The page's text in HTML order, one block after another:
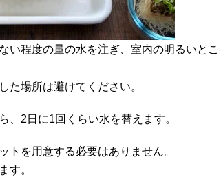
い程度の量の水を注ぎ、室内の明るいとこ
た場所は避けてください。
、2日に1回くらい水を替えます。
トを用意する必要はありません。
す。